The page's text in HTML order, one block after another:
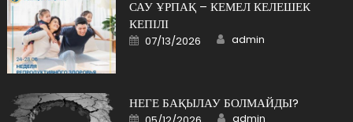
САУ ҰРПАҚ – КЕМЕЛ КЕЛЕШЕК
КЕПІЛІ
Posted
on
07/13/2026 Author
admin
НЕГЕ БАҚЫЛАУ БОЛМАЙДЫ?
Posted Author
admin